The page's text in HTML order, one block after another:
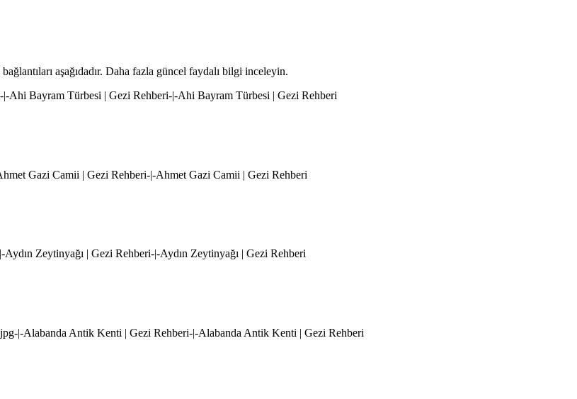
aşağıdadır. Daha fazla güncel faydalı bilgi inceleyin.
Ahi Bayram Türbesi | Gezi Rehberi-|-Ahi Bayram Türbesi | Gezi Rehberi
Gazi Camii | Gezi Rehberi-|-Ahmet Gazi Camii | Gezi Rehberi
Zeytinyağı | Gezi Rehberi-|-Aydın Zeytinyağı | Gezi Rehberi
|-Alabanda Antik Kenti | Gezi Rehberi-|-Alabanda Antik Kenti | Gezi Rehberi